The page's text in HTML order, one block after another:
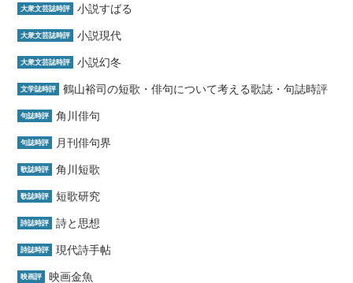
大衆文芸誌時評 小説すばる
大衆文芸誌時評 小説現代
大衆文芸誌時評 小説幻冬
文学誌時評 鶴山裕司の短歌・俳句について考える歌誌・句誌時評
句誌時評 角川俳句
句誌時評 月刊俳句界
歌誌時評 角川短歌
歌誌時評 短歌研究
詩誌時評 詩と思想
詩誌時評 現代詩手帖
映画評 映画金魚